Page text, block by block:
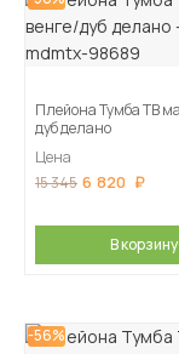
Плейона Тумба ТВ
дуб делано
Цена
15 345 6 820
В корзину
-56%